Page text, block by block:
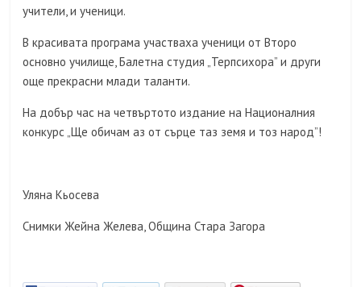
учители, и ученици.
В красивата програма участваха ученици от Второ
основно училище, Балетна студия „Терпсихора” и други
още прекрасни млади таланти.
На добър час на четвъртото издание на Националния
конкурс „Ще обичам аз от сърце таз земя и тоз народ”!
Уляна Кьосева
Снимки Жейна Желева, Община Стара Загора